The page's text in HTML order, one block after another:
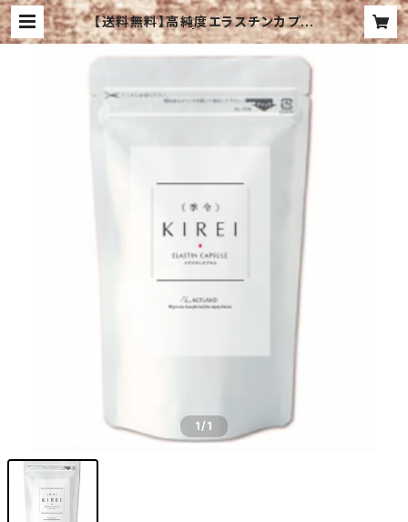
【送料無料】高純度エラスチンカプセ
ル１袋（100粒） | Salon de MIgno
1/1